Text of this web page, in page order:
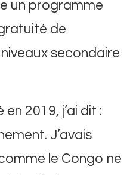
un programme
de
niveaux secondaire
2019, j’ai dit :
J’avais
le Congo ne